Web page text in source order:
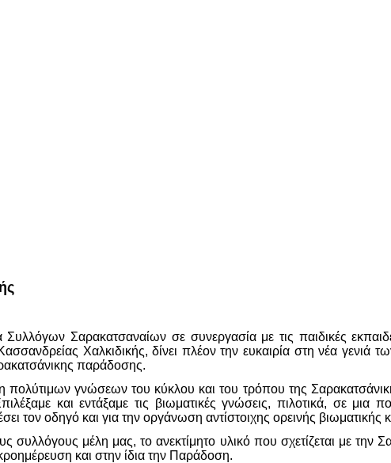
Σαρακατσαναίων σε συνεργασία με τις παιδικές
Χαλκιδικής, δίνει πλέον την ευκαιρία στη νέα γενιά
παράδοσης.
γνώσεων του κύκλου και του τρόπου της
και εντάξαμε τις βιωματικές γνώσεις, πιλοτικά, σε μια
τον οδηγό και για την οργάνωση αντίστοιχης ορεινής
μέλη μας, το ανεκτίμητο υλικό που σχετίζεται με την
και στην ίδια την Παράδοση.